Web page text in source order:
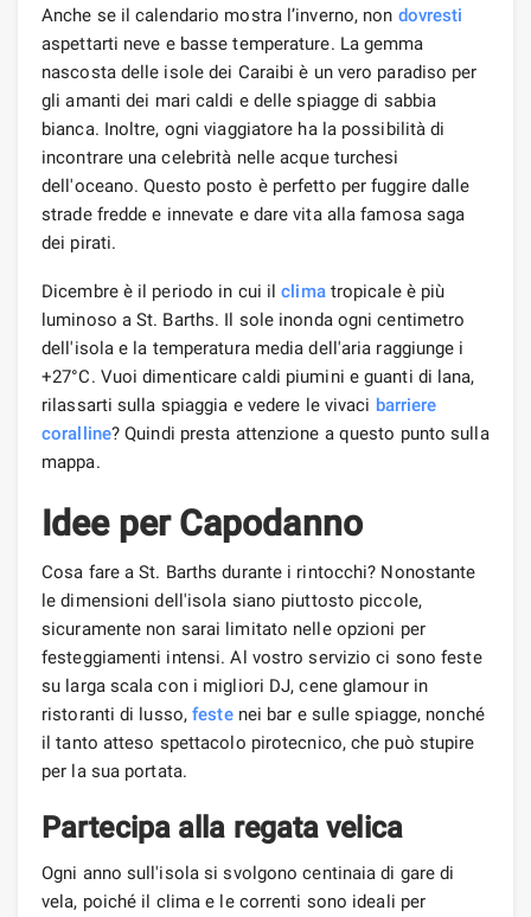
Anche se il calendario mostra l’inverno, non dovresti
aspettarti neve e basse temperature. La gemma
nascosta delle isole dei Caraibi è un vero paradiso per
gli amanti dei mari caldi e delle spiagge di sabbia
bianca. Inoltre, ogni viaggiatore ha la possibilità di
incontrare una celebrità nelle acque turchesi
dell'oceano. Questo posto è perfetto per fuggire dalle
strade fredde e innevate e dare vita alla famosa saga
dei pirati.
Dicembre è il periodo in cui ilclimatropicale è più
luminoso a St. Barths. Il sole inonda ogni centimetro
dell'isola e la temperatura media dell'aria raggiunge i
+27°C. Vuoi dimenticare caldi piumini e guanti di lana,
rilassarti sulla spiaggia e vedere le vivaci barriere
coralline? Quindi presta attenzione a questo punto sulla
mappa.
Idee per Capodanno
Cosa fare a St. Barths durante i rintocchi? Nonostante
le dimensioni dell'isola siano piuttosto piccole,
sicuramente non sarai limitato nelle opzioni per
festeggiamenti intensi. Al vostro servizio ci sono feste
su larga scala con i migliori DJ, cene glamour in
ristoranti di lusso,festenei bar e sulle spiagge, nonché
il tanto atteso spettacolo pirotecnico, che può stupire
per la sua portata.
Partecipa alla regata velica
Ogni anno sull'isola si svolgono centinaia di gare di
vela, poiché il clima e le correnti sono ideali per